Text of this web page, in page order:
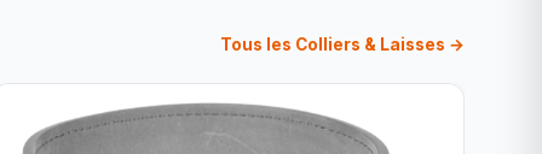
Tous les Colliers & Laisses →